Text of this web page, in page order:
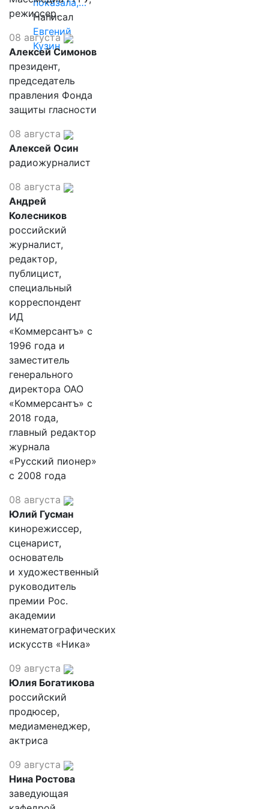
показала,…
Написал
Евгений
Кузин
режиссер.
08 августа
Алексей Симонов
президент,
председатель
правления Фонда
защиты гласности
08 августа
Алексей Осин
радиожурналист
08 августа
Андрей
Колесников
российский
журналист,
редактор,
публицист,
специальный
корреспондент
ИД
«Коммерсантъ» с
1996 года и
заместитель
генерального
директора ОАО
«Коммерсантъ» с
2018 года,
главный редактор
журнала
«Русский пионер»
с 2008 года
08 августа
Юлий Гусман
кинорежиссер,
сценарист,
основатель
и художественный
руководитель
премии Рос.
академии
кинематографических
искусств «Ника»
09 августа
Юлия Богатикова
российский
продюсер,
медиаменеджер,
актриса
09 августа
Нина Ростова
заведующая